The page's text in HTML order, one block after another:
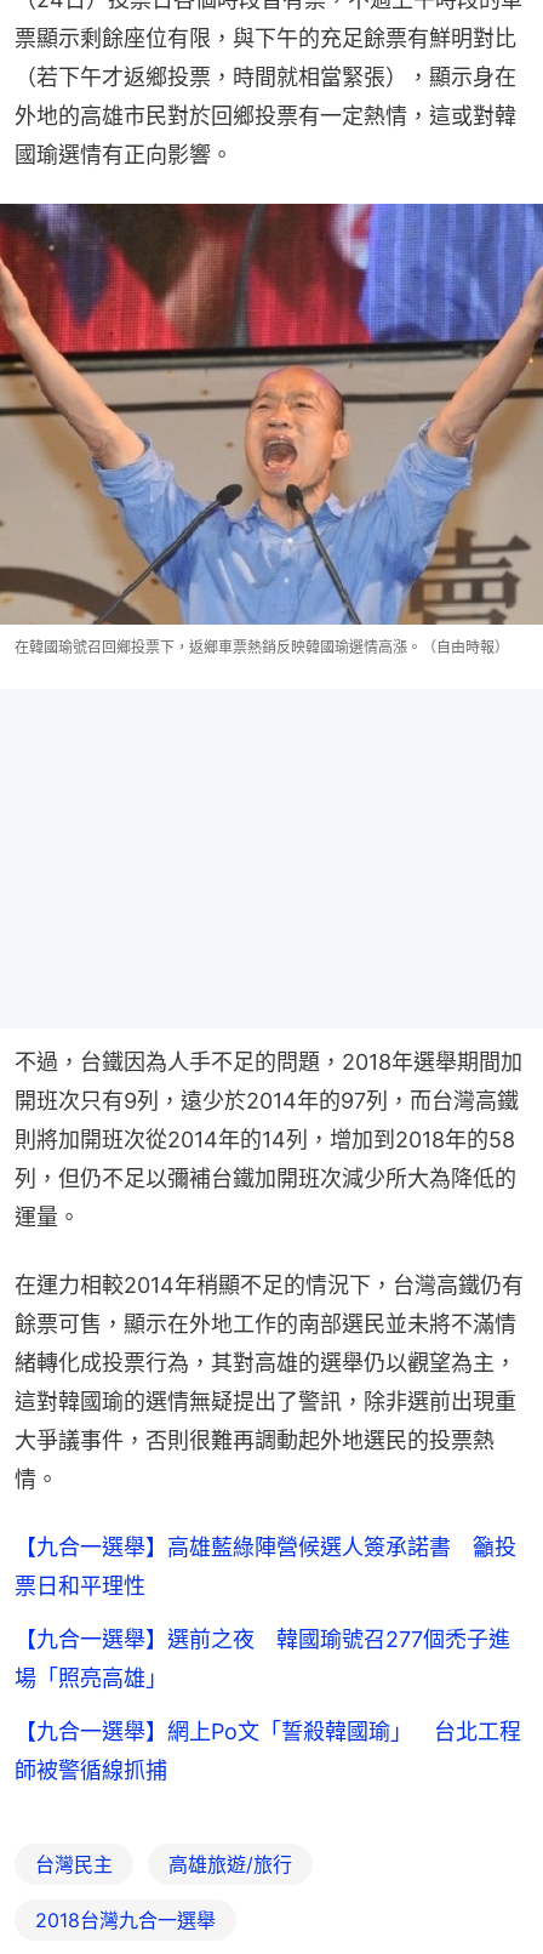
票顯示剩餘座位有限，與下午的充足餘票有鮮明對比
（若下午才返鄉投票，時間就相當緊張），顯示身在
外地的高雄市民對於回鄉投票有一定熱情，這或對韓
國瑜選情有正向影響。
在韓國瑜號召回鄉投票下，返鄉車票熱銷反映韓國瑜選情高漲。（自由時報）
不過，台鐵因為人手不足的問題，2018年選舉期間加
開班次只有9列，遠少於2014年的97列，而台灣高鐵
則將加開班次從2014年的14列，增加到2018年的58
列，但仍不足以彌補台鐵加開班次減少所大為降低的
運量。
在運力相較2014年稍顯不足的情況下，台灣高鐵仍有
餘票可售，顯示在外地工作的南部選民並未將不滿情
緒轉化成投票行為，其對高雄的選舉仍以觀望為主，
這對韓國瑜的選情無疑提出了警訊，除非選前出現重
大爭議事件，否則很難再調動起外地選民的投票熱
情。
【九合一選舉】高雄藍綠陣營候選人簽承諾書 籲投
票日和平理性
【九合一選舉】選前之夜 韓國瑜號召277個禿子進
場「照亮高雄」
【九合一選舉】網上Po文「誓殺韓國瑜」 台北工程
師被警循線抓捕
台灣民主 高雄旅遊/旅行
2018台灣九合一選舉